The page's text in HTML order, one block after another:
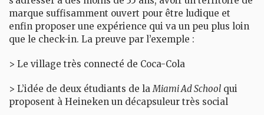
marque suffisamment ouvert pour être ludique et
enfin proposer une expérience qui va un peu plus loin
que le check-in. La preuve par l’exemple :
> Le village très connecté de Coca-Cola
> L’idée de deux étudiants de la Miami Ad School qui
proposent à Heineken un décapsuleur très social